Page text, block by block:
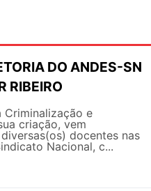
DO ANDES-SN
RIBEIRO
Criminalização e
criação, vem
docentes nas
Nacional, c...